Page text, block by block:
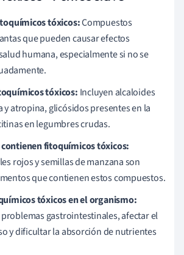
tóxicos:Compuestos
que pueden causar efectos
humana, especialmente si no se
tóxicos: Incluyen alcaloides
y atropina, glicósidos presentes en la
en legumbres crudas.
fitoquímicos tóxicos:
rojos y semillas de manzana son
que contienen estos compuestos.
tóxicos en el organismo:
gastrointestinales, afectar el
y dificultar la absorción de nutrientes